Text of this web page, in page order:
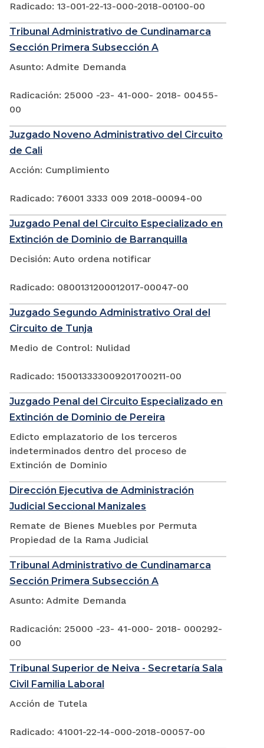
Radicado: 13-001-22-13-000-2018-00100-00
Tribunal Administrativo de Cundinamarca
Sección Primera Subsección A
Asunto: Admite Demanda
Radicación: 25000 -23- 41-000- 2018- 00455-
00
Juzgado Noveno Administrativo del Circuito
de Cali
Acción: Cumplimiento
Radicado: 76001 3333 009 2018-00094-00
Juzgado Penal del Circuito Especializado en
Extinción de Dominio de Barranquilla
Decisión: Auto ordena notificar
Radicado: 0800131200012017-00047-00
Juzgado Segundo Administrativo Oral del
Circuito de Tunja
Medio de Control: Nulidad
Radicado: 150013333009201700211-00
Juzgado Penal del Circuito Especializado en
Extinción de Dominio de Pereira
Edicto emplazatorio de los terceros
indeterminados dentro del proceso de
Extinción de Dominio
Dirección Ejecutiva de Administración
Judicial Seccional Manizales
Remate de Bienes Muebles por Permuta
Propiedad de la Rama Judicial
Tribunal Administrativo de Cundinamarca
Sección Primera Subsección A
Asunto: Admite Demanda
Radicación: 25000 -23- 41-000- 2018- 000292-
00
Tribunal Superior de Neiva - Secretaría Sala
Civil Familia Laboral
Acción de Tutela
Radicado: 41001-22-14-000-2018-00057-00